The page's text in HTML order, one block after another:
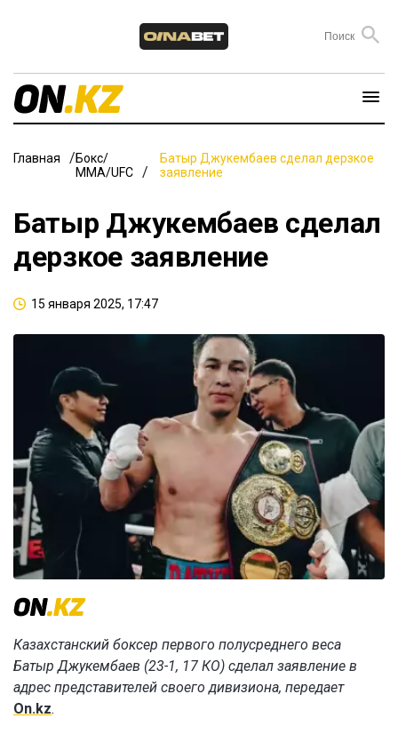
Главная
Бокс/
ММА/UFC
Батыр Джукембаев сделал дерзкое
заявление
Батыр Джукембаев сделал
дерзкое заявление
15 января 2025, 17:47
Казахстанский боксер первого полусреднего веса
Батыр Джукембаев (23-1, 17 КО) сделал заявление в
адрес представителей своего дивизиона, передает
On.kz.